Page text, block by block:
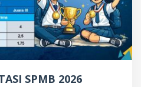
SPMB 2026